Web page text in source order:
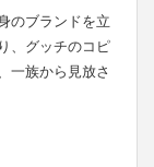
のブランドを立
、グッチのコピ
一族から見放さ